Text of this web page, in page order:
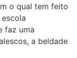
o qual tem feito
faz uma
a beldade